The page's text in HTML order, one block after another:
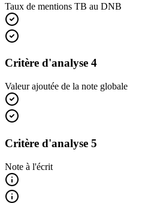
Taux de mentions TB au DNB
Critère d'analyse 4
Valeur ajoutée de la note globale
Critère d'analyse 5
Note à l'écrit